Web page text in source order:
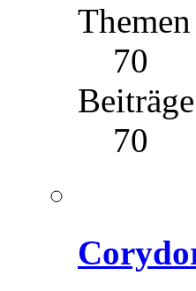
Themen
70
Beiträge
70